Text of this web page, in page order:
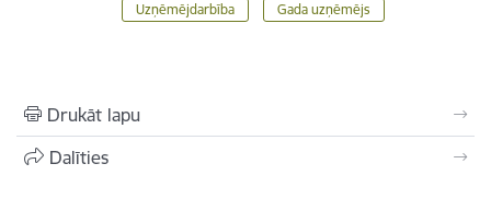
Uzņēmējdarbība Gada uzņēmējs
Drukāt lapu
Dalīties